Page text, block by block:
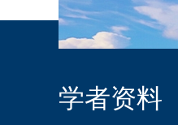
学者资料